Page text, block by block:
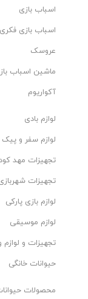
اسباب بازی
اسباب بازی
عروسک
ماشین اسباب
آکواریوم
لوازم بادی
لوازم سفر و
تجهیزات مهد
تجهیزات
لوازم بازی پارکی
لوازم موسیقی
تجهیزات و لوازم
حیوانات خانگی
محصولات